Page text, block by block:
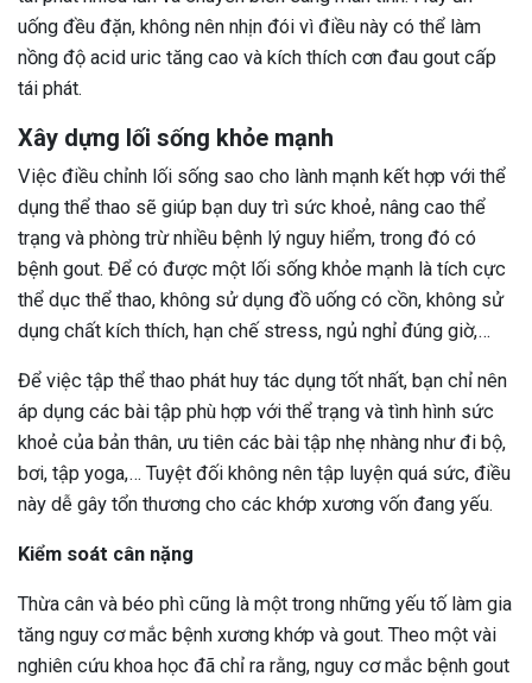
uống đều đặn, không nên nhịn đói vì điều này có thể làm
nồng độ acid uric tăng cao và kích thích cơn đau gout cấp
tái phát.
Xây dựng lối sống khỏe mạnh
Việc điều chỉnh lối sống sao cho lành mạnh kết hợp với thể
dụng thể thao sẽ giúp bạn duy trì sức khoẻ, nâng cao thể
trạng và phòng trừ nhiều bệnh lý nguy hiểm, trong đó có
bệnh gout. Để có được một lối sống khỏe mạnh là tích cực
thể dục thể thao, không sử dụng đồ uống có cồn, không sử
dụng chất kích thích, hạn chế stress, ngủ nghỉ đúng giờ,…
Để việc tập thể thao phát huy tác dụng tốt nhất, bạn chỉ nên
áp dụng các bài tập phù hợp với thể trạng và tình hình sức
khoẻ của bản thân, ưu tiên các bài tập nhẹ nhàng như đi bộ,
bơi, tập yoga,… Tuyệt đối không nên tập luyện quá sức, điều
này dễ gây tổn thương cho các khớp xương vốn đang yếu.
Kiểm soát cân nặng
Thừa cân và béo phì cũng là một trong những yếu tố làm gia
tăng nguy cơ mắc bệnh xương khớp và gout. Theo một vài
nghiên cứu khoa học đã chỉ ra rằng, nguy cơ mắc bệnh gout